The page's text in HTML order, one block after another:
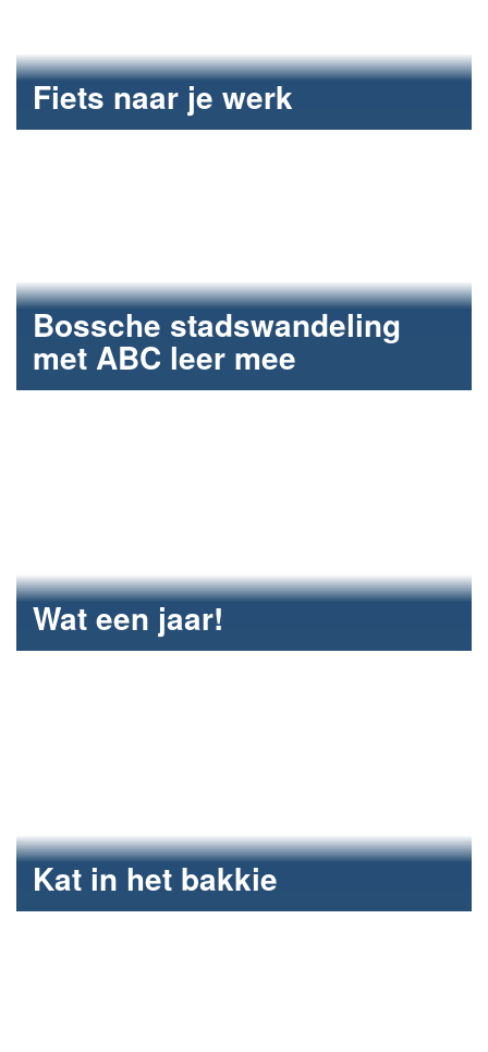
Fiets naar je werk
Meters maken voor het goede doel.
Bossche stadswandeling
met ABC leer mee
Nederlands oefenen met Fun2Care.
Wat een jaar!
Fijne feestdagen en gelukkig 2025.
Kat in het bakkie
Fun2Care klusmiddag.